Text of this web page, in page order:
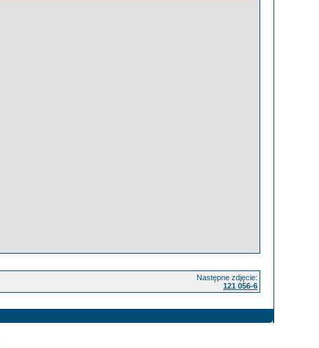
Następne zdjęcie:
121 056-6